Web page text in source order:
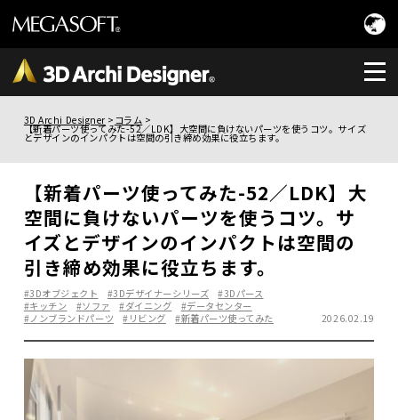
3D Archi Designer コラム
【新着パーツ使ってみた-52／LDK】大空間に負けないパーツを使うコツ。サイズ
とデザインのインパクトは空間の引き締め効果に役立ちます。
【新着パーツ使ってみた-52／LDK】大
空間に負けないパーツを使うコツ。サ
イズとデザインのインパクトは空間の
引き締め効果に役立ちます。
#3Dオブジェクト #3Dデザイナーシリーズ
#3Dパース
#キッチン
#ソファ #ダイニング
#データセンター
#ノンブランドパーツ
#リビング #新着パーツ使ってみた 2026.02.19